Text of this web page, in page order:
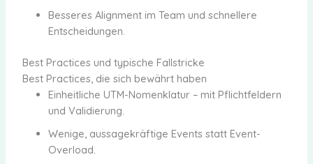
Besseres Alignment im Team und schnellere
Entscheidungen.
Best Practices und typische Fallstricke
Best Practices, die sich bewährt haben
Einheitliche UTM-Nomenklatur – mit Pflichtfeldern
und Validierung.
Wenige, aussagekräftige Events statt Event-
Overload.